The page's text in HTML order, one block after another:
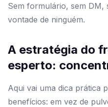
Sem formulário, sem DM,
vontade de ninguém.
A estratégia do
esperto:
Aqui vai uma dica prática
benefícios: em vez de